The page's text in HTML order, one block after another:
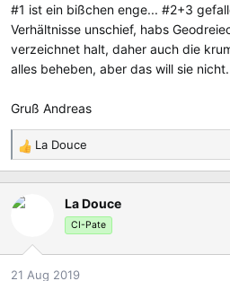
n
:
#1 ist ein bißchen enge... #2+3
Verhältnisse unschief, habs
verzeichnet halt, daher auch die
alles beheben, aber das will sie nicht.
Gruß Andreas
R
e
a
k
o
n
La Douce
La Douce
CI-Pate
21 Aug 2019